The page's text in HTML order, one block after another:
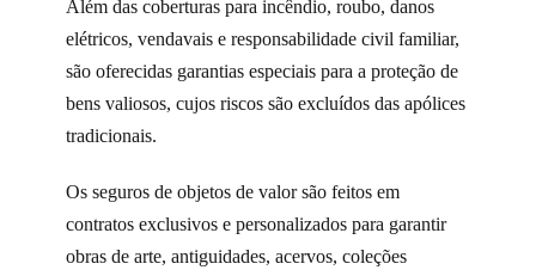
Além das coberturas para incêndio, roubo, danos
elétricos, vendavais e responsabilidade civil familiar,
são oferecidas garantias especiais para a proteção de
bens valiosos, cujos riscos são excluídos das apólices
tradicionais.
Os seguros de objetos de valor são feitos em
contratos exclusivos e personalizados para garantir
obras de arte, antiguidades, acervos, coleções